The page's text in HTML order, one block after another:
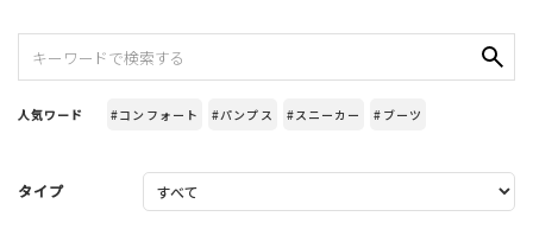
人気ワード #コンフォート #パンプス #スニーカー #ブーツ
タイプ